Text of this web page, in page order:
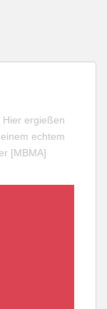
Hier ergießen
echtem
[MBMA]